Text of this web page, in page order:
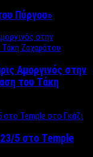
Πύργου»
Αμοργινός στην
του Τάκη
23/5 στο Temple